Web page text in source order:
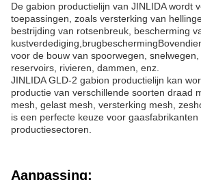
De gabion productielijn van JINLIDA wordt
toepassingen, zoals versterking van
bestrijding van rotsenbreuk, bescherming
voor de bouw van spoorwegen, snelwegen,
reservoirs, rivieren, dammen, enz.
JINLIDA GLD-2 gabion productielijn kan
productie van verschillende soorten draad
mesh, gelast mesh, versterking mesh,
is een perfecte keuze voor
productiesectoren.
Aanpassing: